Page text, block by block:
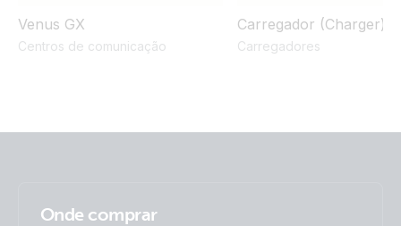
Venus GX
Centros de comunicação
Carregador (Charger)
Carregadores
Onde comprar